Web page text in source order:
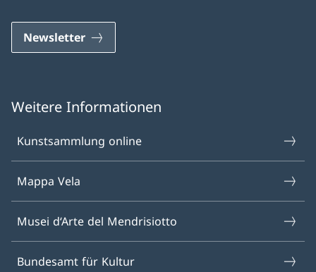
Newsletter
Weitere Informationen
Kunstsammlung online
Mappa Vela
Musei d‘Arte del Mendrisiotto
Bundesamt für Kultur